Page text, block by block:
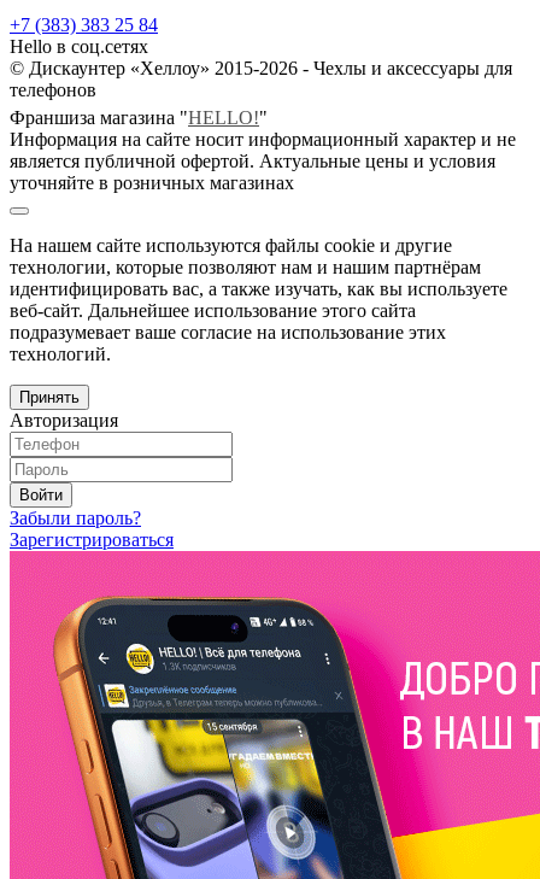
+7 (383) 383 25 84
Hello в соц.сетях
© Дискаунтер «Хеллоу» 2015-2026 - Чехлы и аксессуары для
телефонов
Франшиза магазина "HELLO!"
Информация на сайте носит информационный характер и не
является публичной офертой. Актуальные цены и условия
уточняйте в розничных магазинах
На нашем сайте используются файлы cookie и другие
технологии, которые позволяют нам и нашим партнёрам
идентифицировать вас, а также изучать, как вы используете
веб-сайт. Дальнейшее использование этого сайта
подразумевает ваше согласие на использование этих
технологий.
Принять
Авторизация
Войти
Забыли пароль?
Зарегистрироваться